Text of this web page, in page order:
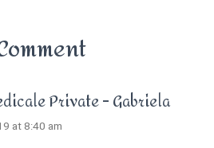
Private – Gabriela
at 8:40 am